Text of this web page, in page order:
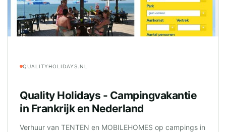
QUALITYHOLIDAYS.NL
Quality Holidays - Campingvakantie
in Frankrijk en Nederland
Verhuur van TENTEN en MOBILEHOMES op campings in